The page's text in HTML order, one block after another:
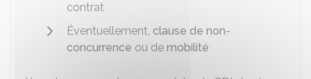
contrat
Éventuellement, clause de non-
concurrence ou de mobilité